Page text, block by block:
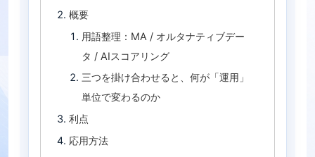
概要
用語整理：MA / オルタナティブデー
タ / AIスコアリング
三つを掛け合わせると、何が「運用」
単位で変わるのか
利点
応用方法